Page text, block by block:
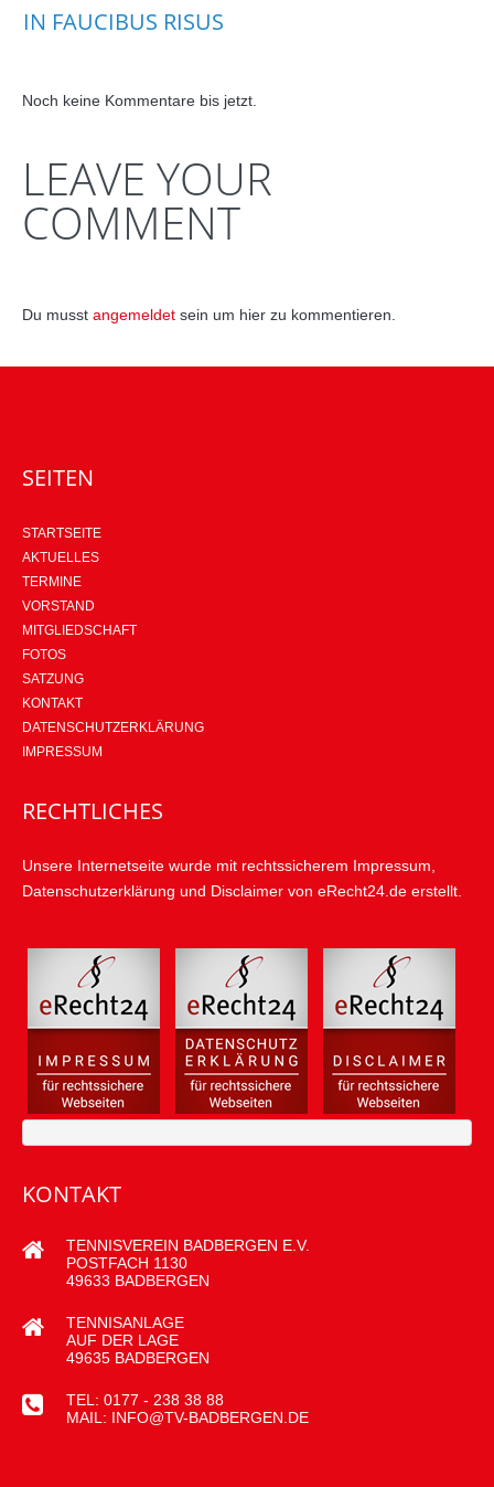
IN FAUCIBUS RISUS
Noch keine Kommentare bis jetzt.
LEAVE YOUR
COMMENT
Du musst angemeldet sein um hier zu kommentieren.
SEITEN
STARTSEITE
AKTUELLES
TERMINE
VORSTAND
MITGLIEDSCHAFT
FOTOS
SATZUNG
KONTAKT
DATENSCHUTZERKLÄRUNG
IMPRESSUM
RECHTLICHES
Unsere Internetseite wurde mit rechtssicherem Impressum,
Datenschutzerklärung und Disclaimer von eRecht24.de erstellt.
KONTAKT
TENNISVEREIN BADBERGEN E.V.
POSTFACH 1130
49633 BADBERGEN
TENNISANLAGE
AUF DER LAGE
49635 BADBERGEN
TEL: 0177 - 238 38 88
MAIL: INFO@TV-BADBERGEN.DE